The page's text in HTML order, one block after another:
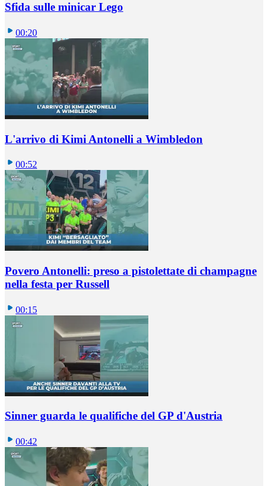
Sfida sulle minicar Lego
00:20
L'arrivo di Kimi Antonelli a Wimbledon
00:52
Povero Antonelli: preso a pistolettate di champagne
nella festa per Russell
00:15
Sinner guarda le qualifiche del GP d'Austria
00:42